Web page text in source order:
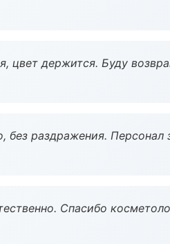
цвет держится. Буду
раздражения. Персонал
Спасибо